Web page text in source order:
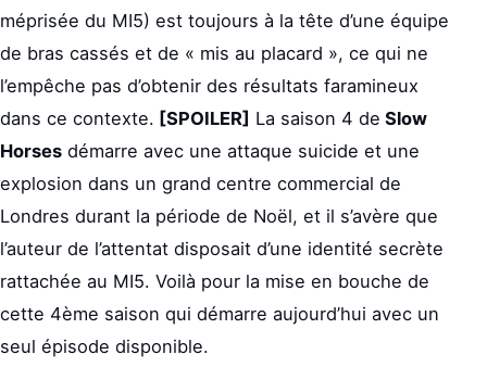
méprisée du MI5) est toujours à la tête d’une équipe
de bras cassés et de « mis au placard », ce qui ne
l’empêche pas d’obtenir des résultats faramineux
dans ce contexte. [SPOILER] La saison 4 de Slow
Horses démarre avec une attaque suicide et une
explosion dans un grand centre commercial de
Londres durant la période de Noël, et il s’avère que
l’auteur de l’attentat disposait d’une identité secrète
rattachée au MI5. Voilà pour la mise en bouche de
cette 4ème saison qui démarre aujourd’hui avec un
seul épisode disponible.